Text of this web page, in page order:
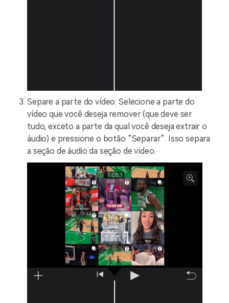
Separe a parte do vídeo: Selecione a parte do
vídeo que você deseja remover (que deve ser
tudo, exceto a parte da qual você deseja extrair o
áudio) e pressione o botão “Separar”. Isso separa
a seção de áudio da seção de vídeo.